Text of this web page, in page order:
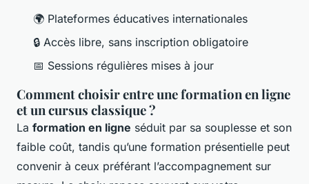
🌍 Plateformes éducatives internationales
🔒 Accès libre, sans inscription obligatoire
📅 Sessions régulières mises à jour
Comment choisir entre une formation en ligne
et un cursus classique ?
La formation en ligne séduit par sa souplesse et son
faible coût, tandis qu’une formation présentielle peut
convenir à ceux préférant l’accompagnement sur